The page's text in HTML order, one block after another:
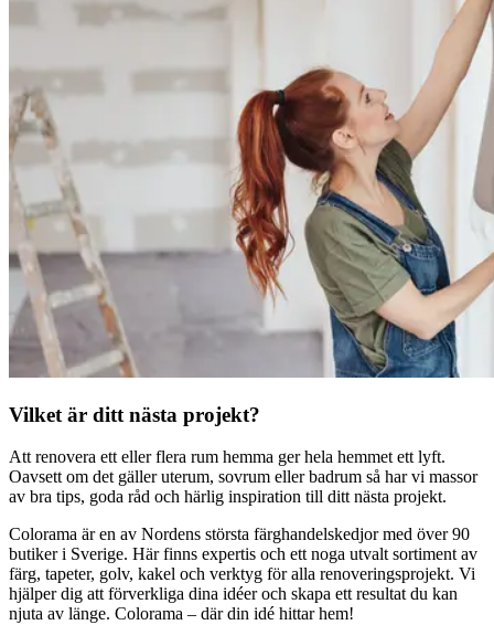
Vilket är ditt nästa projekt?
Att renovera ett eller flera rum hemma ger hela hemmet ett lyft.
Oavsett om det gäller uterum, sovrum eller badrum så har vi massor
av bra tips, goda råd och härlig inspiration till ditt nästa projekt.
Colorama är en av Nordens största färghandelskedjor med över 90
butiker i Sverige. Här finns expertis och ett noga utvalt sortiment av
färg, tapeter, golv, kakel och verktyg för alla renoveringsprojekt. Vi
hjälper dig att förverkliga dina idéer och skapa ett resultat du kan
njuta av länge. Colorama – där din idé hittar hem!